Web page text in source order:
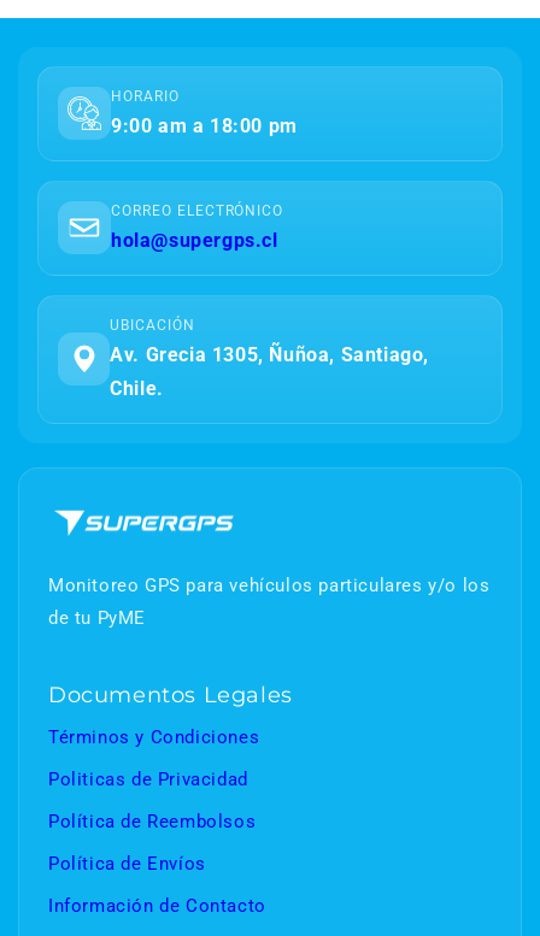
HORARIO
9:00 am a 18:00 pm
CORREO ELECTRÓNICO
hola@supergps.cl
UBICACIÓN
Av. Grecia 1305, Ñuñoa, Santiago,
Chile.
Monitoreo GPS para vehículos particulares y/o los
de tu PyME
Documentos Legales
Términos y Condiciones
Politicas de Privacidad
Política de Reembolsos
Política de Envíos
Información de Contacto